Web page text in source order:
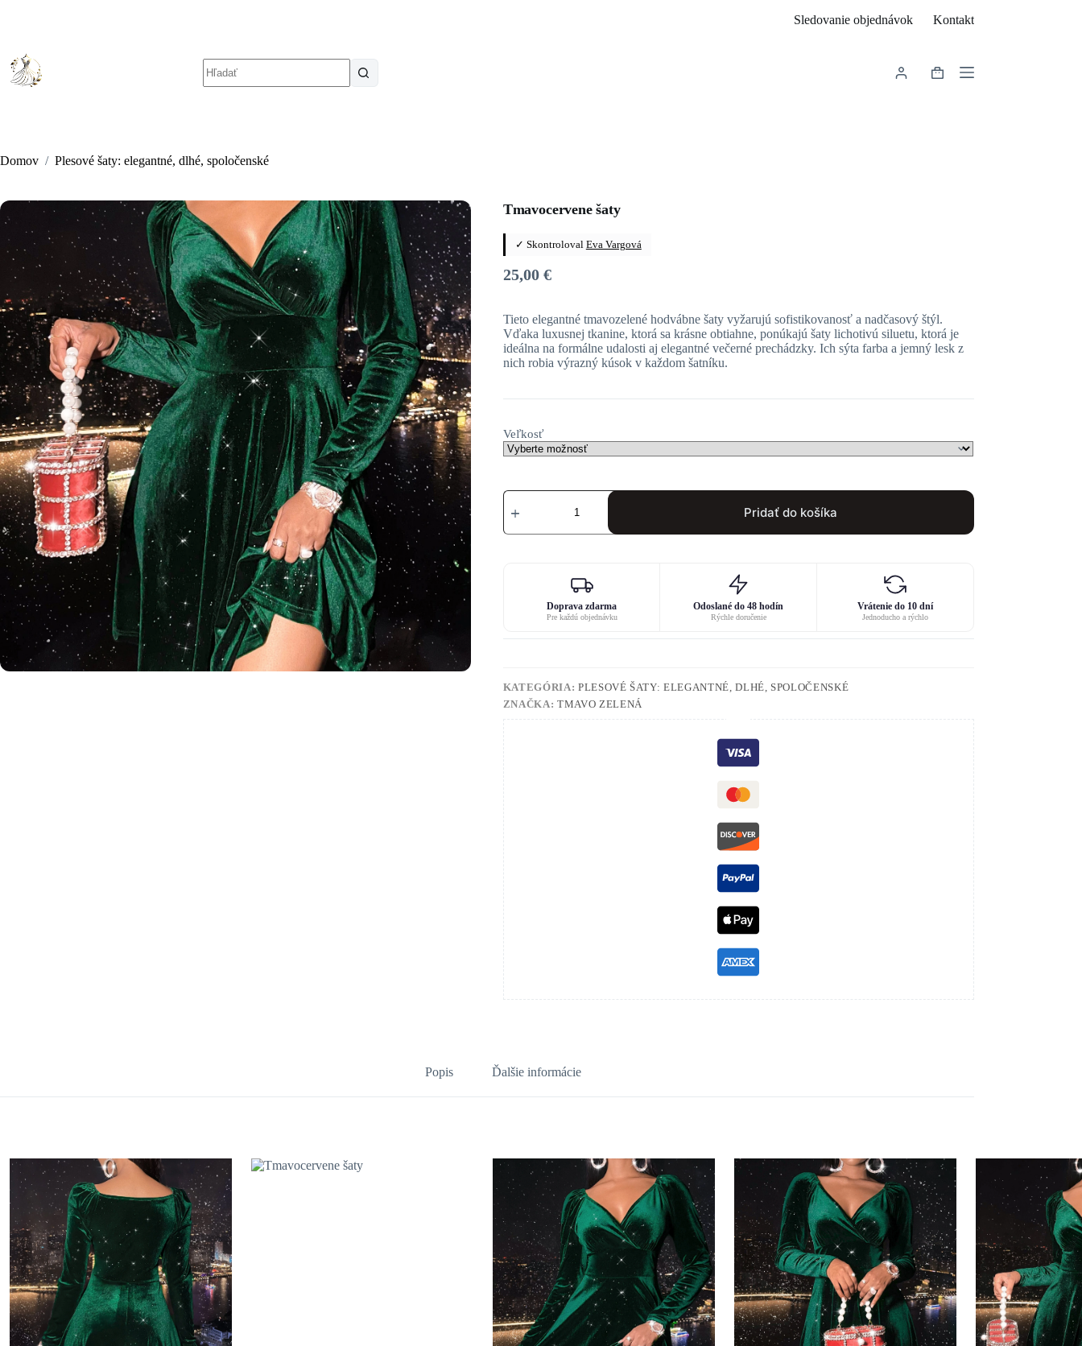
Sledovanie objednávok Kontakt
results
Shopping
Domov / Plesové šaty: elegantné, dlhé, spoločenské
Tmavocervene šaty
✓ Skontroloval Eva Vargová
25,00 €
Tieto elegantné tmavozelené hodvábne šaty vyžarujú sofistikovanosť a nadčasový štýl.
Vďaka luxusnej tkanine, ktorá sa krásne obtiahne, ponúkajú šaty lichotivú siluetu, ktorá je
ideálna na formálne udalosti aj elegantné večerné prechádzky. Ich sýta farba a jemný lesk z
nich robia výrazný kúsok v každom šatníku.
Veľkosť
množstvo
Tmavocervene
Pridať do košíka
Doprava zdarma
Pre každú objednávku
Odoslané do 48 hodín
Rýchle doručenie
Vrátenie do 10 dní
Jednoducho a rýchlo
KATEGÓRIA: PLESOVÉ ŠATY: ELEGANTNÉ, DLHÉ, SPOLOČENSKÉ
ZNAČKA: TMAVO ZELENÁ
Popis Ďalšie informácie